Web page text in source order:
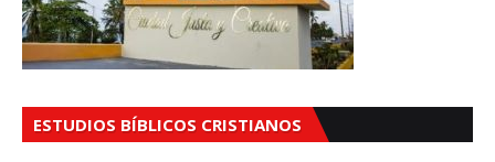
ESTUDIOS BÍBLICOS CRISTIANOS